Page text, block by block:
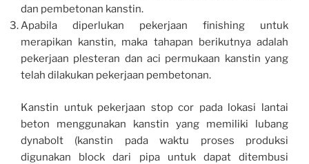
dan pembetonan kanstin.
Apabila diperlukan pekerjaan finishing untuk
merapikan kanstin, maka tahapan berikutnya adalah
pekerjaan plesteran dan aci permukaan kanstin yang
telah dilakukan pekerjaan pembetonan.
Kanstin untuk pekerjaan stop cor pada lokasi lantai
beton menggunakan kanstin yang memiliki lubang
dynabolt (kanstin pada waktu proses produksi
digunakan block dari pipa untuk dapat ditembusi